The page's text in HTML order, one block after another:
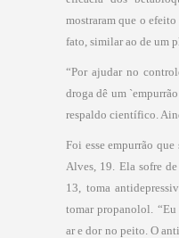
mostraram que o
fato, similar ao de um
“Por ajudar no
droga dê um
respaldo científico.
Foi esse empurrão
Alves, 19. Ela sofre
13, toma
tomar propanolol.
ar e dor no peito. O